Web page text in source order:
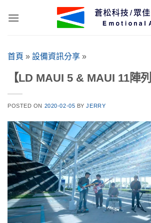
首頁 » 設備資訊分享 »
【LD MAUI 5 & MAUI 11陣列
POSTED ON 2020-02-05 BYJERRY